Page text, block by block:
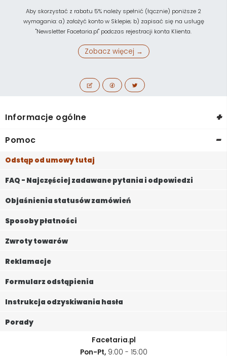
Aby skorzystać z rabatu 5% należy spełnić (łącznie) poniższe 2
wymagania: a) założyć konto w Sklepie; b) zapisać się na usługę
"Newsletter Facetaria.pl" podczas rejestracji konta Klienta.
Zobacz więcej →
Informacje ogólne +
Pomoc -
Odstąp od umowy tutaj
FAQ - Najczęściej zadawane pytania i odpowiedzi
Objaśnienia statusów zamówień
Sposoby płatności
Zwroty towarów
Reklamacje
Formularz odstąpienia
Instrukcja odzyskiwania hasła
Porady
Facetaria.pl
Pon-Pt,9:00 - 15:00